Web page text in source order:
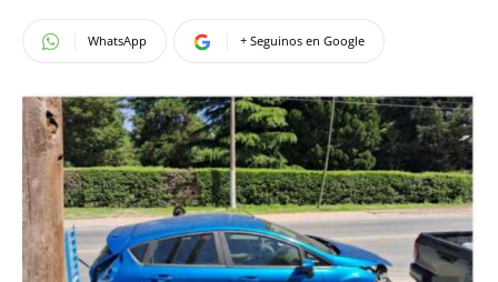
WhatsApp + Seguinos en Google